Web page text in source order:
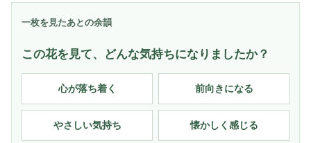
一枚を見たあとの余韻
この花を見て、どんな気持ちになりましたか？
心が落ち着く 前向きになる
やさしい気持ち 懐かしく感じる